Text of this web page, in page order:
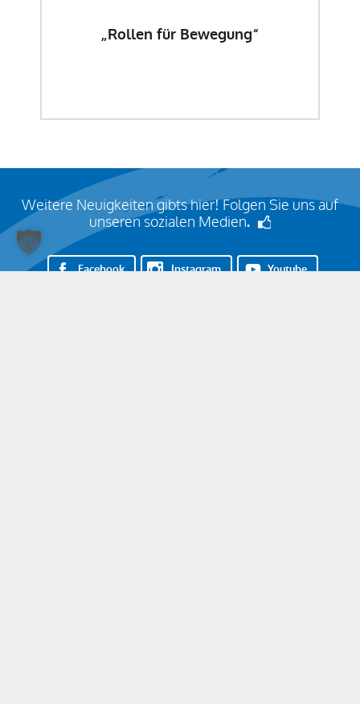
„Rollen für Bewegung“
Weitere Neuigkeiten gibts hier! Folgen Sie uns auf
unseren sozialen Medien.
Facebook Instagram Youtube